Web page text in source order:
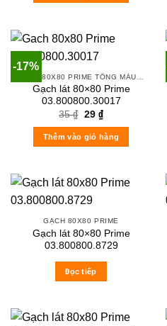
-17%
Gạch lát 80×80 Prime
03.800800.30017
35₫ Original
price
was:
35 ₫.
29 ₫Current
price
is:
29 ₫.
Thêm vào giỏ hàng
GẠCH 80X80 PRIME
Gạch lát 80×80 Prime
03.800800.8729
Đọc tiếp